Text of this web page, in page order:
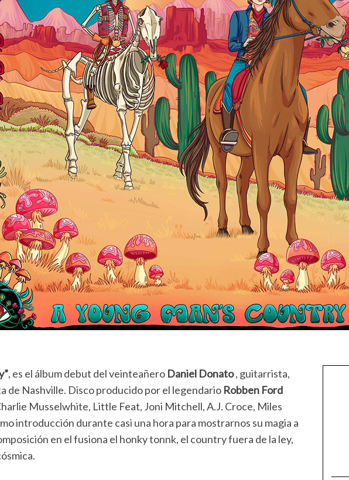
, es el álbum debut del veinteañero Daniel Donato, guitarrista,
de Nashville. Disco producido por el legendario Robben Ford
Musselwhite, Little Feat, Joni Mitchell, A.J. Croce, Miles
introducción durante casi una hora para mostrarnos su magia a
en el fusiona el honky tonnk, el country fuera de la ley,